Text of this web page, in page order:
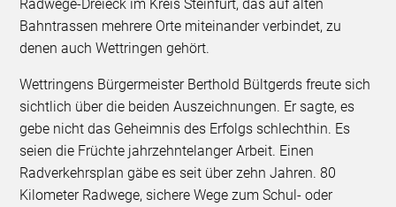
Radwege-Dreieck im Kreis Steinfurt, das auf alten
Bahntrassen mehrere Orte miteinander verbindet, zu
denen auch Wettringen gehört.
Wettringens Bürgermeister Berthold Bültgerds freute sich
sichtlich über die beiden Auszeichnungen. Er sagte, es
gebe nicht das Geheimnis des Erfolgs schlechthin. Es
seien die Früchte jahrzehntelanger Arbeit. Einen
Radverkehrsplan gäbe es seit über zehn Jahren. 80
Kilometer Radwege, sichere Wege zum Schul- oder